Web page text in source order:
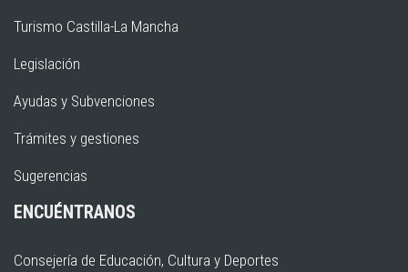
Turismo Castilla-La Mancha
Legislación
Ayudas y Subvenciones
Trámites y gestiones
Sugerencias
ENCUÉNTRANOS
Consejería de Educación, Cultura y Deportes